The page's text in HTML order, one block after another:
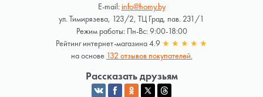
E-mail:info@homy.by
ул. Тимирязева, 123/2, ТЦ Град, пав. 231/1
Режим работы: Пн-Вс: 9:00-18:00
Рейтинг интернет-магазина 4.9 ★ ★ ★ ★ ★
на основе 132 отзывов покупателей.
Рассказать друзьям